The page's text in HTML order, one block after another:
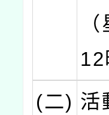
12
(二) 活